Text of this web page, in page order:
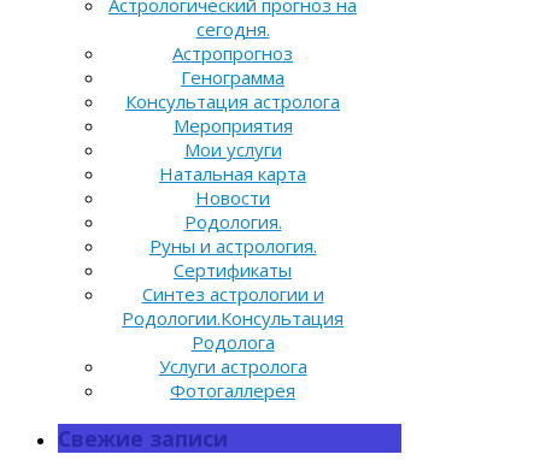
Астрологический прогноз на
сегодня.
Астропрогноз
Генограмма
Консультация астролога
Мероприятия
Мои услуги
Натальная карта
Новости
Родология.
Руны и астрология.
Сертификаты
Синтез астрологии и
Родологии.Консультация
Родолога
Услуги астролога
Фотогаллерея
Свежие записи